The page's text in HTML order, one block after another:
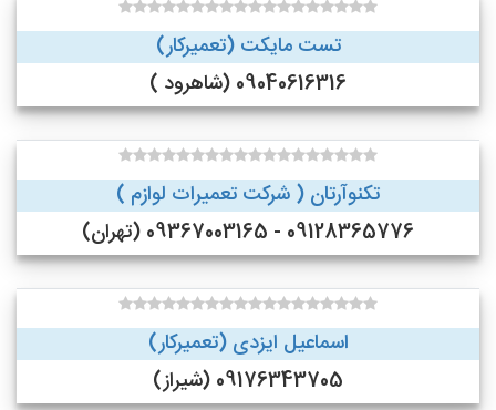
تست مایکت (تعمیرکار)
09040616316 (شاهرود )
تکنوآرتان ( شرکت تعمیرات لوازم )
09128365776 - 09367003165 (تهران)
اسماعیل ایزدی (تعمیرکار)
09176343705 (شیراز)